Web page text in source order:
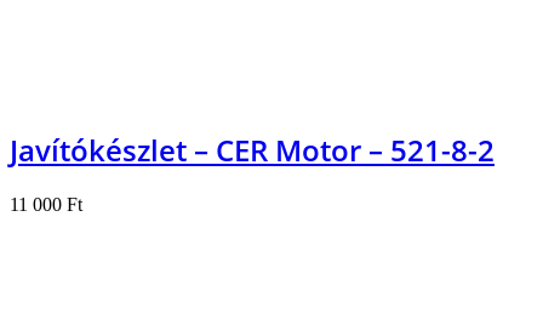
Javítókészlet – CER Motor – 521-8-2
11 000 Ft